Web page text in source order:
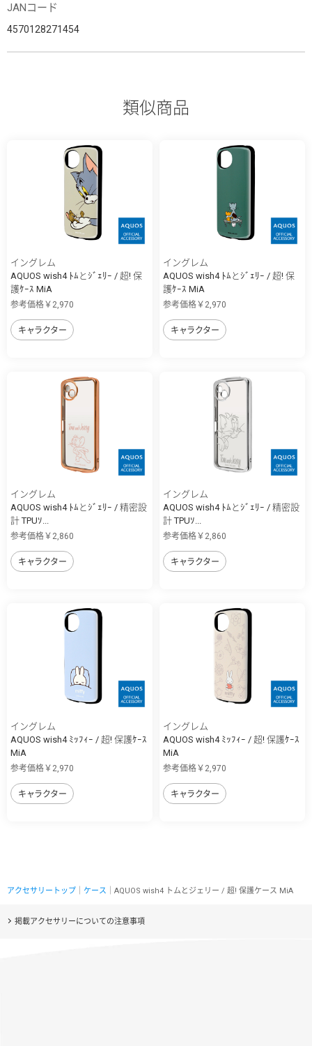
JANコード
4570128271454
類似商品
イングレム
AQUOS wish4 ﾄﾑとｼﾞｪﾘｰ / 超! 保
護ｹｰｽ MiA
参考価格￥2,970
キャラクター
イングレム
AQUOS wish4 ﾄﾑとｼﾞｪﾘｰ / 超! 保
護ｹｰｽ MiA
参考価格￥2,970
キャラクター
イングレム
AQUOS wish4 ﾄﾑとｼﾞｪﾘｰ / 精密設
計 TPUｿ...
参考価格￥2,860
キャラクター
イングレム
AQUOS wish4 ﾄﾑとｼﾞｪﾘｰ / 精密設
計 TPUｿ...
参考価格￥2,860
キャラクター
イングレム
AQUOS wish4 ﾐｯﾌｨｰ / 超! 保護ｹｰｽ
MiA
参考価格￥2,970
キャラクター
イングレム
AQUOS wish4 ﾐｯﾌｨｰ / 超! 保護ｹｰｽ
MiA
参考価格￥2,970
キャラクター
アクセサリートップ ケース ｜AQUOS wish4 トムとジェリー / 超! 保護ケース MiA
掲載アクセサリーについての注意事項